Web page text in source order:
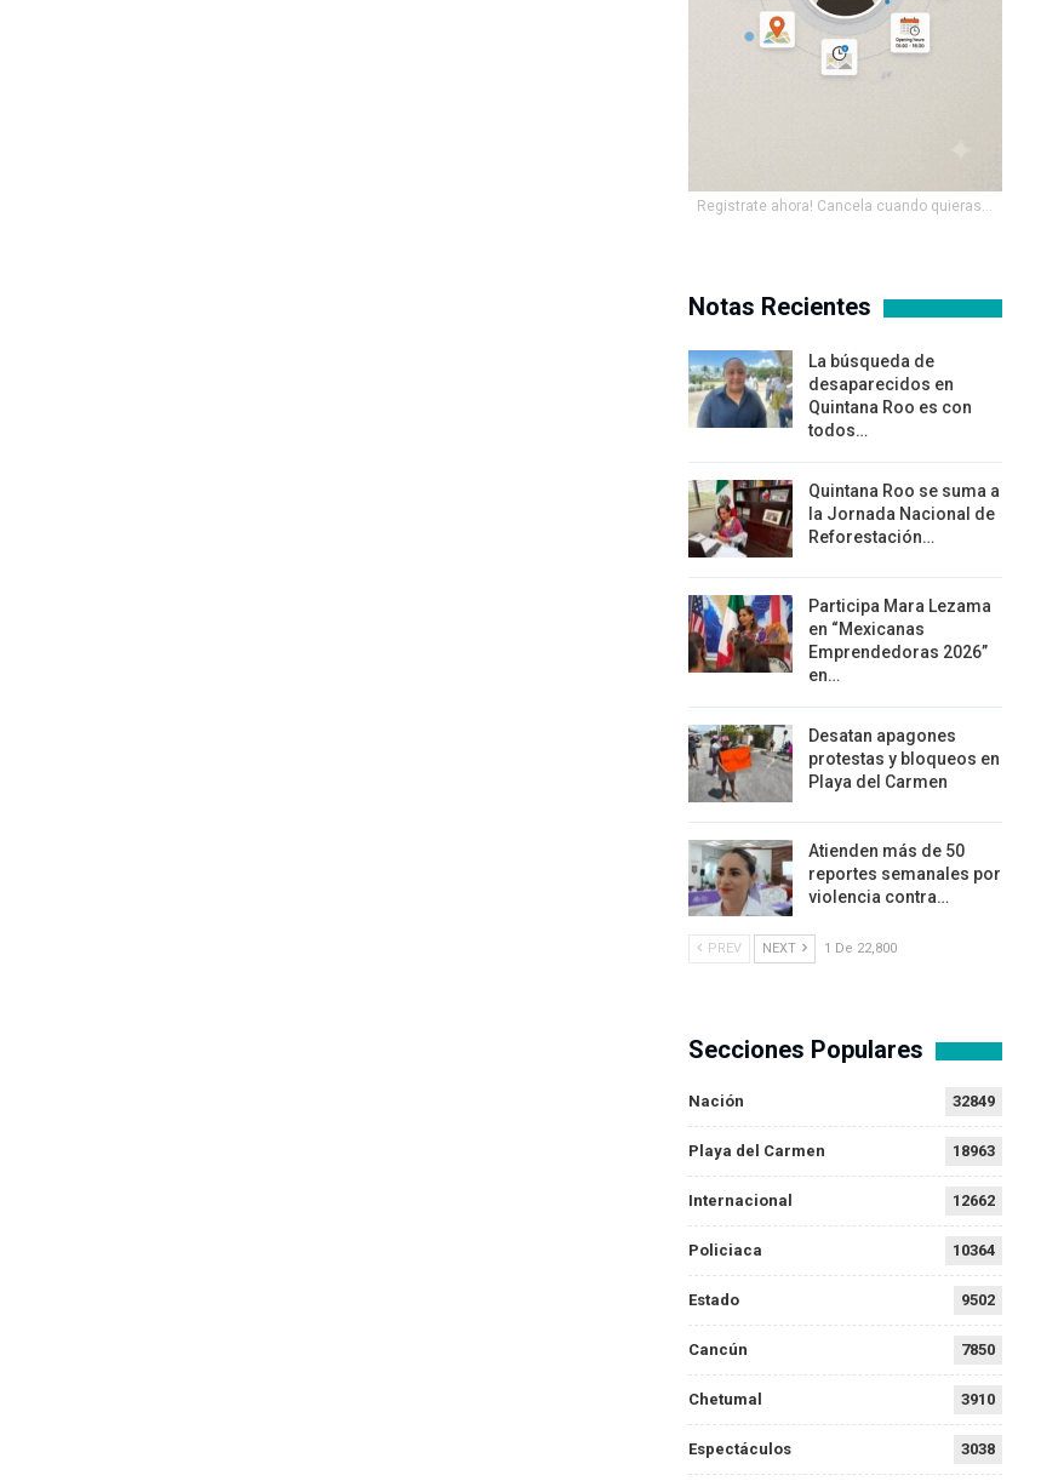
Registrate ahora! Cancela cuando quieras...
Notas Recientes
La búsqueda de
desaparecidos en
Quintana Roo es con
todos…
Quintana Roo se suma a
la Jornada Nacional de
Reforestación…
Participa Mara Lezama
en “Mexicanas
Emprendedoras 2026”
en…
Desatan apagones
protestas y bloqueos en
Playa del Carmen
Atienden más de 50
reportes semanales por
violencia contra…
PREV NEXT 1 De 22,800
Secciones Populares
Nación 32849
Playa del Carmen 18963
Internacional 12662
Policiaca 10364
Estado 9502
Cancún 7850
Chetumal 3910
Espectáculos 3038